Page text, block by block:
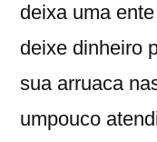
deixa uma
deixe dinheiro
sua arruaca
umpouco